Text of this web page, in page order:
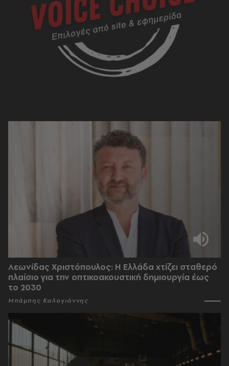
Λεωνίδας Χριστόπουλος: Η Ελλάδα χτίζει σταθερό
πλαίσιο για την οπτικοακουστική δημιουργία έως
το 2030
Μπάμπης Καλογιάννης